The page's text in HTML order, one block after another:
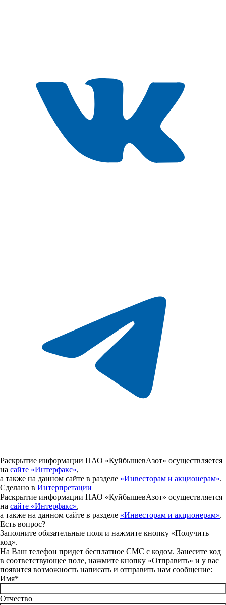
Раскрытие информации ПАО «КуйбышевАзот» осуществляется
на сайте «Интерфакс»,
а также на данном сайте в разделе «Инвесторам и акционерам».
Сделано в Интерпретации
Раскрытие информации ПАО «КуйбышевАзот» осуществляется
на сайте «Интерфакс»,
а также на данном сайте в разделе «Инвесторам и акционерам».
Есть вопрос?
Заполните обязательные поля и нажмите кнопку «Получить
код».
На Ваш телефон придет бесплатное СМС с кодом. Занесите код
в соответствующее поле, нажмите кнопку «Отправить» и у вас
появится возможность написать и отправить нам сообщение:
Имя*
Отчество